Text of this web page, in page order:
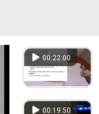
00:22:00
00:19:50